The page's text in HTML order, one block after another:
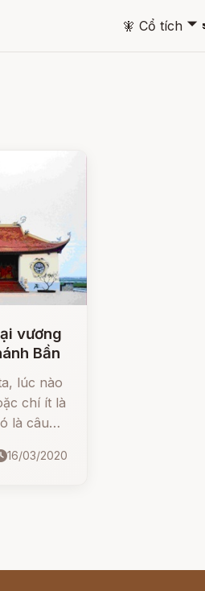
🧚 Cổ tích 🞃
vương
Bần
lúc nào
chí ít là
là câu
16/03/2020